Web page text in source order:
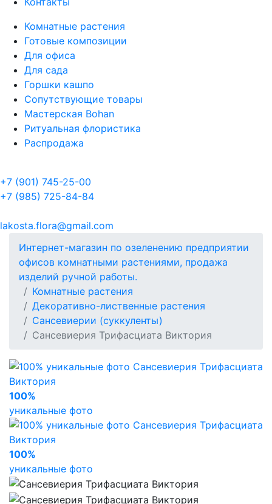
Комнатные растения
Готовые композиции
Для офиса
Для сада
Горшки кашпо
Сопутствующие товары
Мастерская Bohan
Ритуальная флористика
Распродажа
+7 (901) 745-25-00
+7 (985) 725-84-84
lakosta.flora@gmail.com
Интернет-магазин по озеленению предприятии
офисов комнатными растениями, продажа
изделий ручной работы.
Комнатные растения
Декоративно-лиственные растения
Сансевиерии (суккуленты)
Сансевиерия Трифасциата Виктория
100%
уникальные фото
100%
уникальные фото